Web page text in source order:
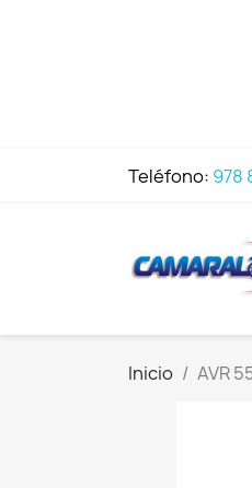
Teléfono: 978
Inicio AVR